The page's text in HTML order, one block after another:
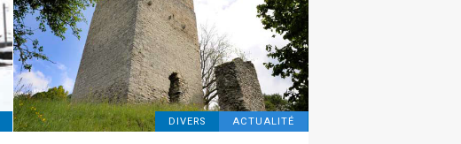
DIVERS ACTUALITÉ